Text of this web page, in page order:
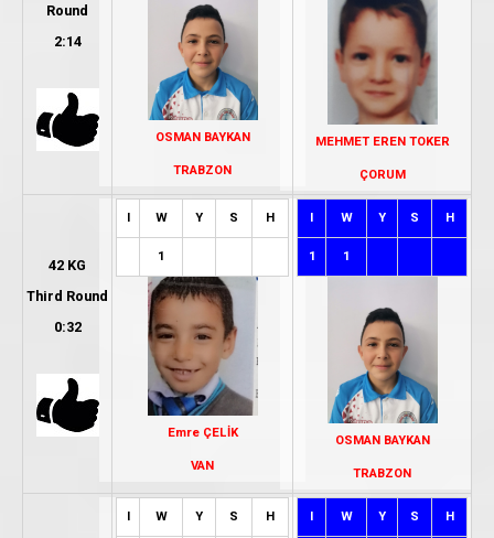
Round
2:14
OSMAN BAYKAN
TRABZON
MEHMET EREN TOKER
ÇORUM
42 KG
Third Round
0:32
I W Y S H
1
Emre ÇELİK
VAN
I W Y S H
1 1
OSMAN BAYKAN
TRABZON
I W Y S H I W Y S H